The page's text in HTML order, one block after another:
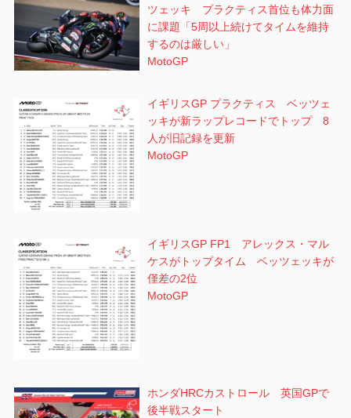
ツェッキ プラクティス首位も体力面
に課題「5周以上続けてタイムを維持
するのは厳しい」
MotoGP
イギリスGP プラクティス ベッツェ
ッキが新ラップレコードでトップ 8
人が旧記録を更新
MotoGP
イギリスGP FP1 アレックス・マル
ケスがトップタイム ベッツェッキが
僅差の2位
MotoGP
ホンダHRCカストロール 英国GPで
後半戦スタート